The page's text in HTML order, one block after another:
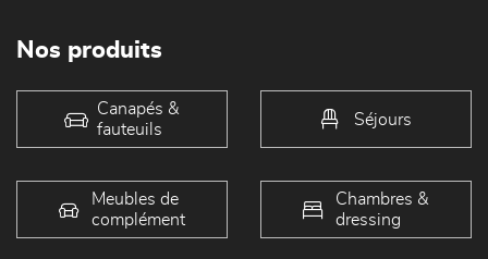
Nos produits
Canapés &
fauteuils
Séjours
Meubles de
complément
Chambres &
dressing